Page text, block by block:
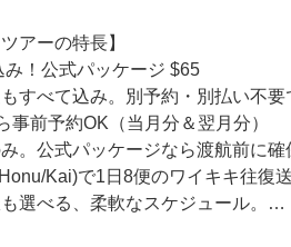
アーの特長】
み！公式パッケージ $65
すべて込み。別予約・別払い不要
事前予約OK（当月分＆翌月分）
。公式パッケージなら渡航前に確
Kai)で1日8便のワイキキ往復
選べる、柔軟なスケジュール。